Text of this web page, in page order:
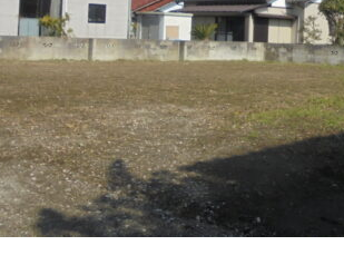
施工事例
現場ブログ
補助金情報